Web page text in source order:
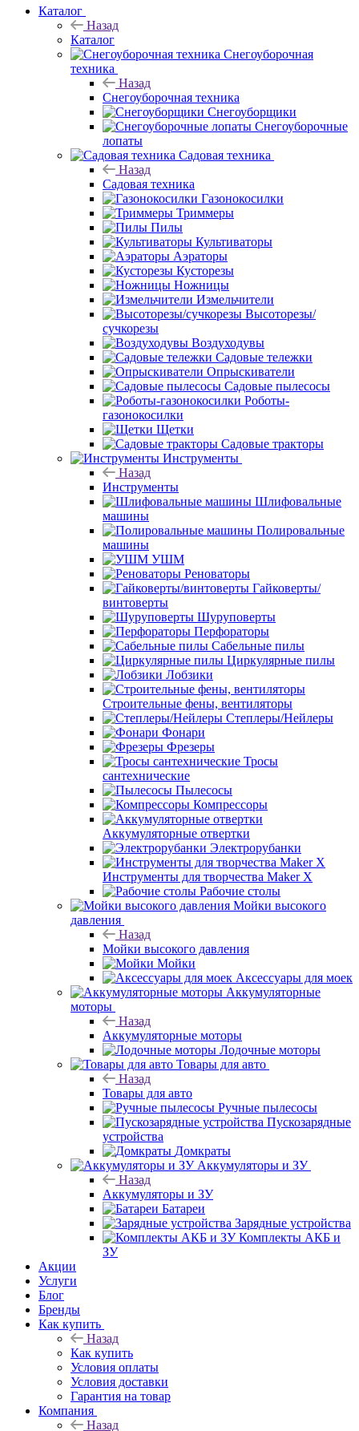
Каталог
Назад
Каталог
Снегоуборочная
техника
Назад
Снегоуборочная техника
Снегоуборщики
Снегоуборочные
лопаты
Садовая техника
Назад
Садовая техника
Газонокосилки
Триммеры
Пилы
Культиваторы
Аэраторы
Кусторезы
Ножницы
Измельчители
Высоторезы/
сучкорезы
Воздуходувы
Садовые тележки
Опрыскиватели
Садовые пылесосы
Роботы-
газонокосилки
Щетки
Садовые тракторы
Инструменты
Назад
Инструменты
Шлифовальные
машины
Полировальные
машины
УШМ
Реноваторы
Гайковерты/
винтоверты
Шуруповерты
Перфораторы
Сабельные пилы
Циркулярные пилы
Лобзики
Строительные фены, вентиляторы
Степлеры/Нейлеры
Фонари
Фрезеры
Тросы
сантехнические
Пылесосы
Компрессоры
Аккумуляторные отвертки
Электрорубанки
Инструменты для творчества Maker X
Рабочие столы
Мойки высокого
давления
Назад
Мойки высокого давления
Мойки
Аксессуары для моек
Аккумуляторные
моторы
Назад
Аккумуляторные моторы
Лодочные моторы
Товары для авто
Назад
Товары для авто
Ручные пылесосы
Пускозарядные
устройства
Домкраты
Аккумуляторы и ЗУ
Назад
Аккумуляторы и ЗУ
Батареи
Зарядные устройства
Комплекты АКБ и
ЗУ
Акции
Услуги
Блог
Бренды
Как купить
Назад
Как купить
Условия оплаты
Условия доставки
Гарантия на товар
Компания
Назад